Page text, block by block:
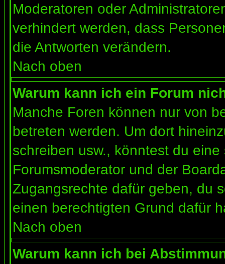
Moderatoren oder
verhindert werden, dass
die Antworten verändern.
Nach oben
Warum kann ich ein Forum
Manche Foren können nur von
betreten werden. Um dort
schreiben usw., könntest du
Forumsmoderator und der
Zugangsrechte dafür geben, du
einen berechtigten Grund dafür
Nach oben
Warum kann ich bei